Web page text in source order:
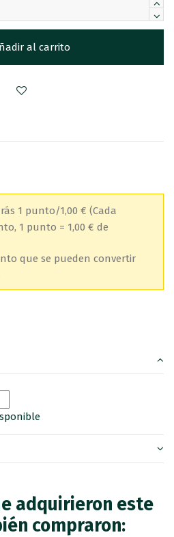
al carrito
1 punto/1,00 € (Cada
1 punto = 1,00 € de
que se pueden convertir
adquirieron este
compraron: